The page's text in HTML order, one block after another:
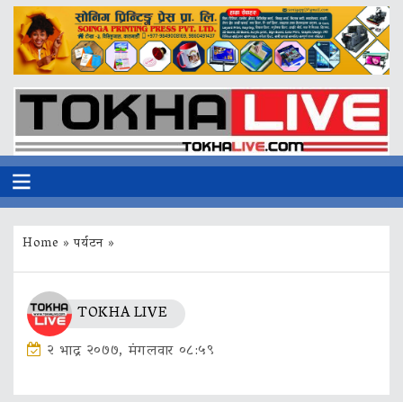
Home »पर्यटन »
TOKHA LIVE
२ भाद्र २०७७, मंगलवार ०८:५९